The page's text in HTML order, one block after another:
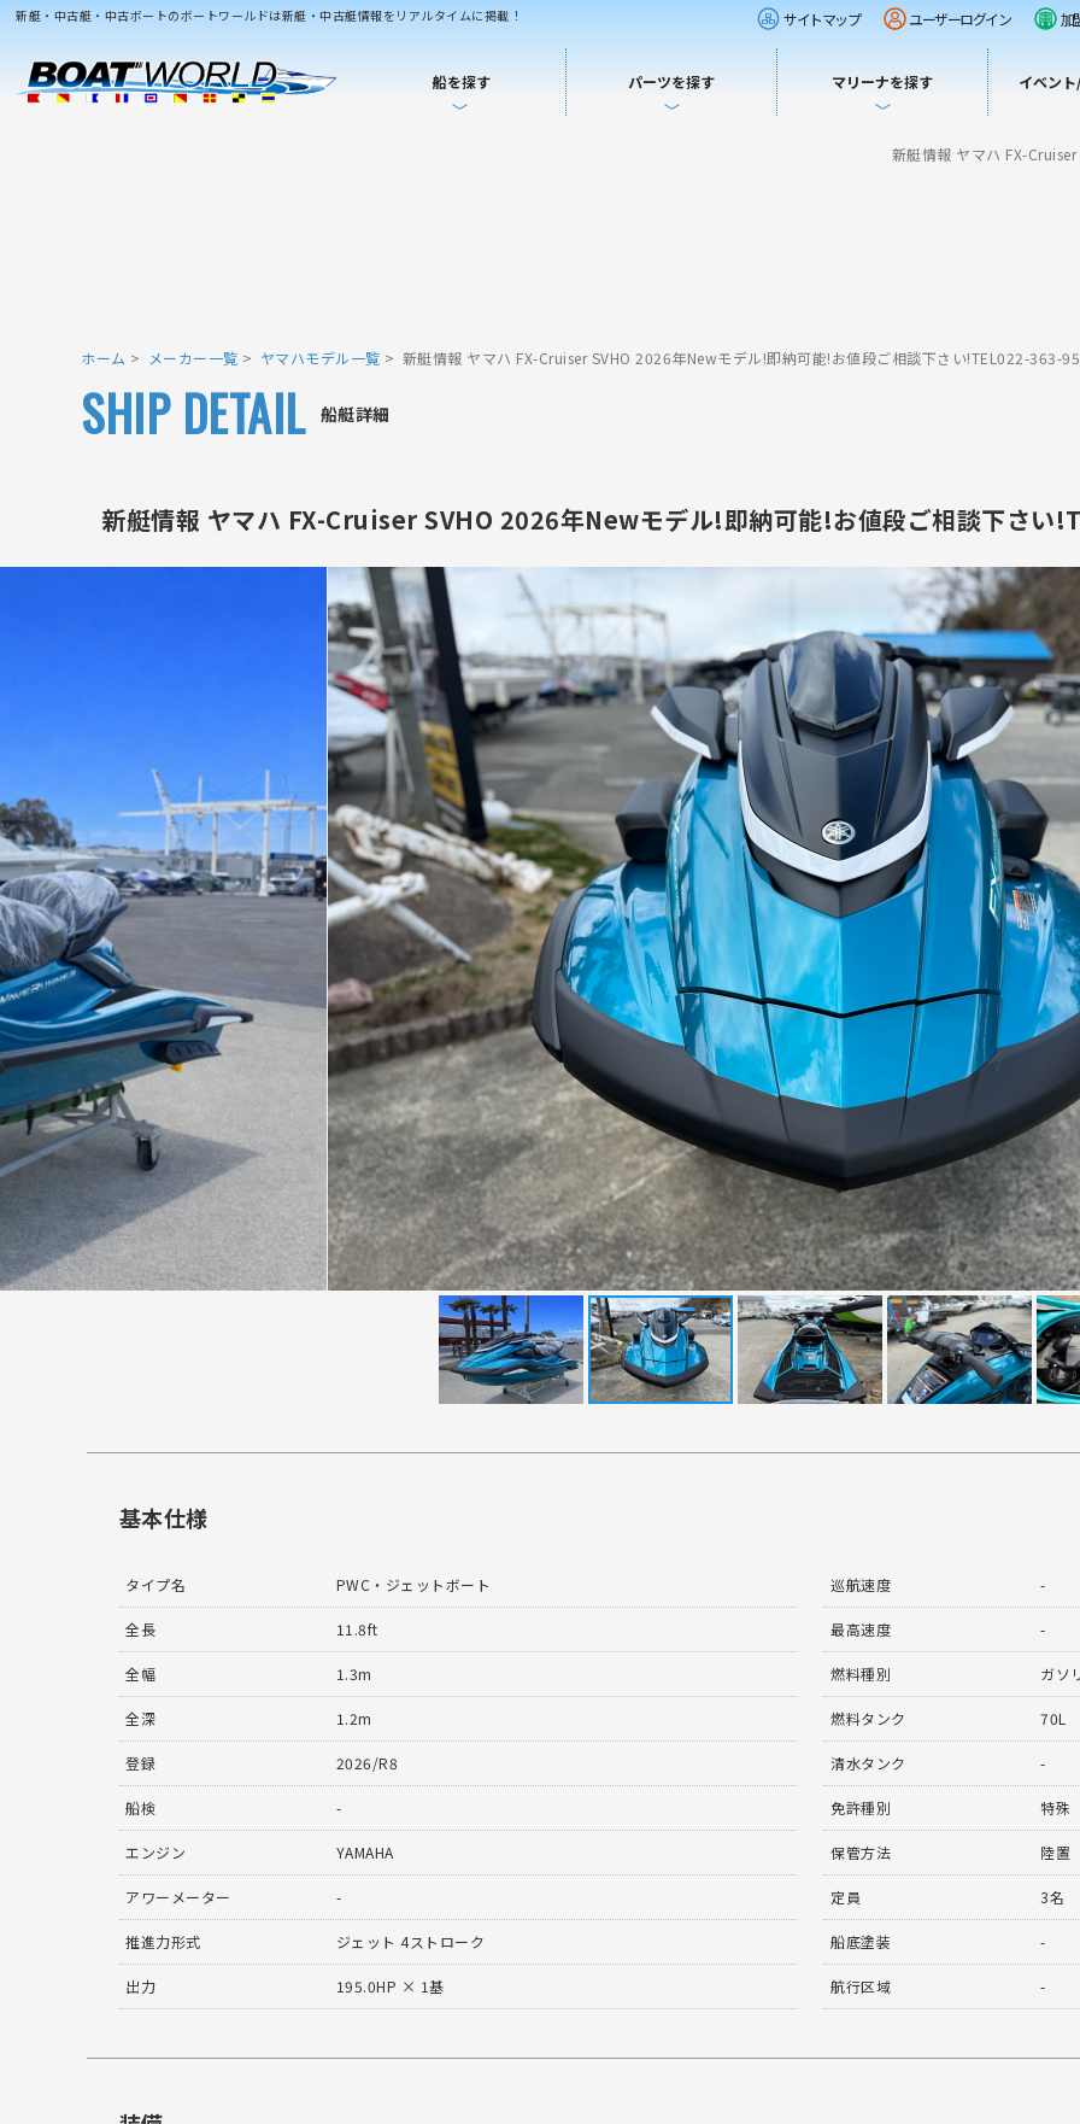
新艇・中古艇・中古ボートのボートワールドは新艇・中古艇情報をリアルタイムに掲載！ サイトマップ ユーザーログイン 加
船を探す パーツを探す マリーナを探す イベン
新艇情報 ヤマハ FX-
ホーム メーカー一覧 ヤマハモデル一覧 新艇情報 ヤマハ FX-Cruiser SVHO 2026年Newモデル!即納可能!お値段ご相談下さい!TEL022-363-
船艇詳細
SHIP DETAIL
新艇情報 ヤマハ FX-Cruiser SVHO 2026年Newモデル!即納可能!お値段ご相談下さい
基本仕様
タイプ名 PWC・ジェットボート
全長 11.8ft
全幅 1.3m
全深 1.2m
登録 2026/R8
船検 -
エンジン YAMAHA
アワーメーター -
推進力形式 ジェット 4ストローク
出力 195.0HP × 1基
巡航速度 -
最高速度 -
燃料種別 ガソ
燃料タンク 70L
清水タンク -
免許種別 特殊
保管方法 陸置
定員 3名
船底塗装 -
航行区域 -